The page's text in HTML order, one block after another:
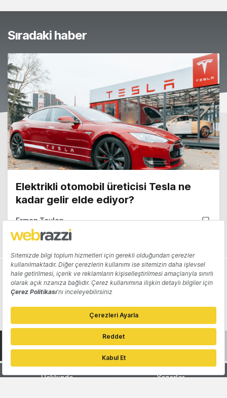
Sıradaki haber
Elektrikli otomobil üreticisi Tesla ne
kadar gelir elde ediyor?
Erman Taylan
Hakkında Yazarlar